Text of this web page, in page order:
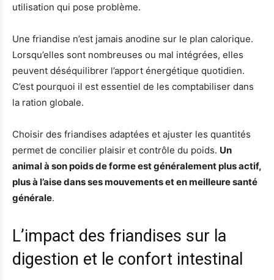
utilisation qui pose problème.
Une friandise n’est jamais anodine sur le plan calorique.
Lorsqu’elles sont nombreuses ou mal intégrées, elles
peuvent déséquilibrer l’apport énergétique quotidien.
C’est pourquoi il est essentiel de les comptabiliser dans
la ration globale.
Choisir des friandises adaptées et ajuster les quantités
permet de concilier plaisir et contrôle du poids. Un
animal à son poids de forme est généralement plus actif,
plus à l’aise dans ses mouvements et en meilleure santé
générale.
L’impact des friandises sur la
digestion et le confort intestinal